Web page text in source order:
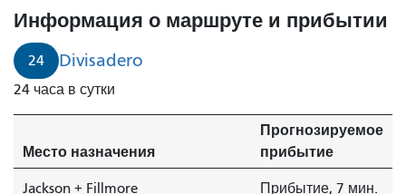
Jackson
+
Fillmore
скоро
начнётся
движение.
Информация о маршруте и прибытии
24 Divisadero
24 часа в сутки
Место назначения
Прогнозируемое
прибытие
Jackson + Fillmore Прибытие, 7 мин.